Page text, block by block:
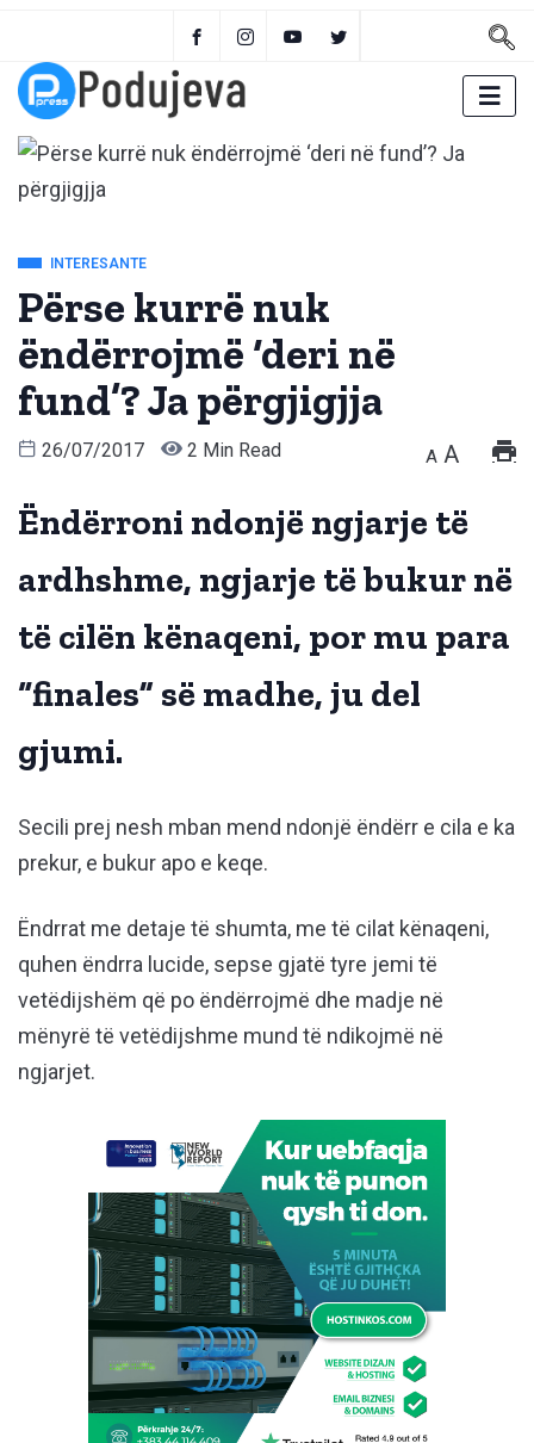
INTERESANTE
Përse kurrë nuk
ëndërrojmë ‘deri në
fund’? Ja përgjigjja
26/07/2017 2 Min Read A A
Ëndërroni ndonjë ngjarje të
ardhshme, ngjarje të bukur në
të cilën kënaqeni, por mu para
“finales” së madhe, ju del
gjumi.
Secili prej nesh mban mend ndonjë ëndërr e cila e ka
prekur, e bukur apo e keqe.
Ëndrrat me detaje të shumta, me të cilat kënaqeni,
quhen ëndrra lucide, sepse gjatë tyre jemi të
vetëdijshëm që po ëndërrojmë dhe madje në
mënyrë të vetëdijshme mund të ndikojmë në
ngjarjet.